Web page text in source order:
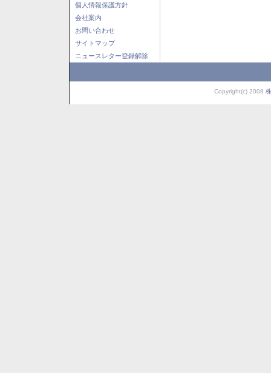
個人情報保護方針
会社案内
お問い合わせ
サイトマップ
ニュースレター登録解除
Copyright(c) 2008